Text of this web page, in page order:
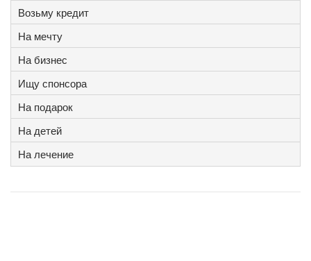
Возьму кредит
На мечту
На бизнес
Ищу спонсора
На подарок
На детей
На лечение